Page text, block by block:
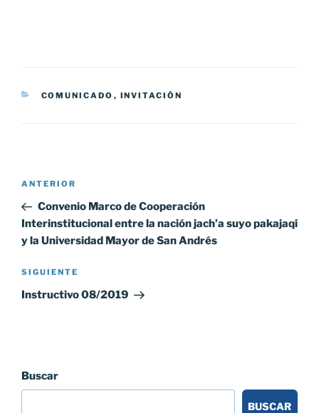
CATEGORÍAS
COMUNICADO , INVITACIÓN
Navegación
entradas
Entrada
anterior:
ANTERIOR
Convenio Marco de Cooperación
Interinstitucional entre la nación jach’a suyo pakajaqi
y la Universidad Mayor de San Andrés
Siguiente
entrada
SIGUIENTE
Instructivo 08/2019
Buscar
BUSCAR